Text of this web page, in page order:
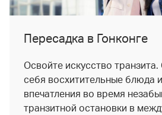
Пересадка в Гонконге
Освойте искусство
себя восхитительные блюда
впечатления во время
транзитной остановки в